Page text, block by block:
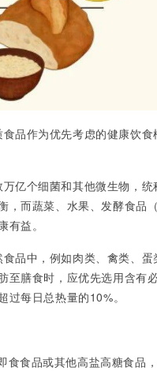
品作为优先考虑的健康饮
亿个细菌和其他微生物，
而蔬菜、水果、发酵食品
益。
品中，例如肉类、禽类、蛋
膳食时，应优先选用含有
每日总热量的10%。
食品或其他高盐高糖食品